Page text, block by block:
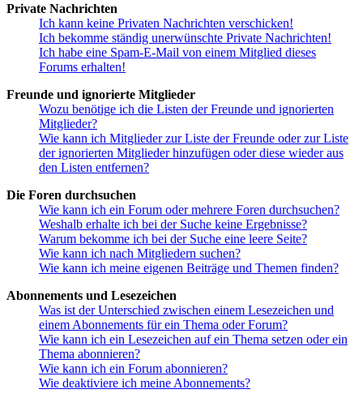
Private Nachrichten
Ich kann keine Privaten Nachrichten verschicken!
Ich bekomme ständig unerwünschte Private Nachrichten!
Ich habe eine Spam-E-Mail von einem Mitglied dieses
Forums erhalten!
Freunde und ignorierte Mitglieder
Wozu benötige ich die Listen der Freunde und ignorierten
Mitglieder?
Wie kann ich Mitglieder zur Liste der Freunde oder zur Liste
der ignorierten Mitglieder hinzufügen oder diese wieder aus
den Listen entfernen?
Die Foren durchsuchen
Wie kann ich ein Forum oder mehrere Foren durchsuchen?
Weshalb erhalte ich bei der Suche keine Ergebnisse?
Warum bekomme ich bei der Suche eine leere Seite?
Wie kann ich nach Mitgliedern suchen?
Wie kann ich meine eigenen Beiträge und Themen finden?
Abonnements und Lesezeichen
Was ist der Unterschied zwischen einem Lesezeichen und
einem Abonnements für ein Thema oder Forum?
Wie kann ich ein Lesezeichen auf ein Thema setzen oder ein
Thema abonnieren?
Wie kann ich ein Forum abonnieren?
Wie deaktiviere ich meine Abonnements?